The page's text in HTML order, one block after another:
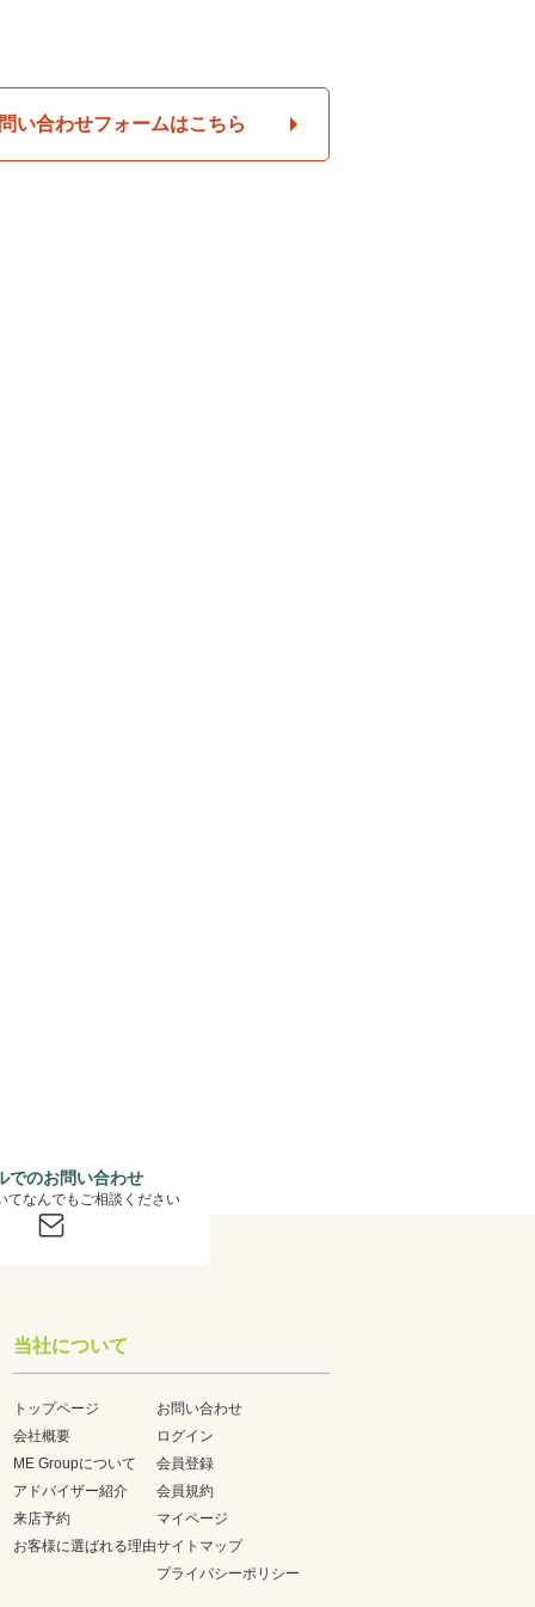
い合わせフォームはこちら
でのお問い合わせ
てなんでもご相談ください
当社について
トップページ
会社概要
ME Groupについて
アドバイザー紹介
来店予約
お客様に選ばれる理由
お問い合わせ
ログイン
会員登録
会員規約
マイページ
サイトマップ
プライバシーポリシー